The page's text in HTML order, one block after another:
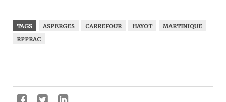
TAGS ASPERGES CARREFOUR HAYOT
MARTINIQUE
RPPRAC